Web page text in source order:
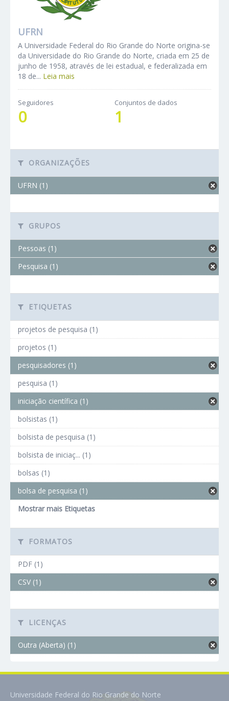
UFRN
A Universidade Federal do Rio Grande do Norte origina-se
da Universidade do Rio Grande do Norte, criada em 25 de
junho de 1958, através de lei estadual, e federalizada em
18 de... Leia mais
Seguidores
0
Conjuntos de dados
1
ORGANIZAÇÕES
UFRN (1)
GRUPOS
Pessoas (1)
Pesquisa (1)
ETIQUETAS
projetos de pesquisa (1)
projetos (1)
pesquisadores (1)
pesquisa (1)
iniciação científica (1)
bolsistas (1)
bolsista de pesquisa (1)
bolsista de iniciaç... (1)
bolsas (1)
bolsa de pesquisa (1)
Mostrar mais Etiquetas
FORMATOS
PDF (1)
CSV (1)
LICENÇAS
Outra (Aberta) (1)
Universidade Federal do Rio Grande do Norte